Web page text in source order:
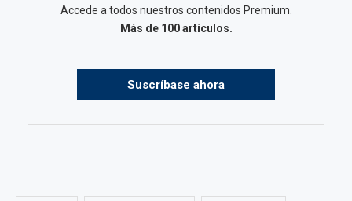
Accede a todos nuestros contenidos Premium.
Más de 100 artículos.
Suscríbase ahora